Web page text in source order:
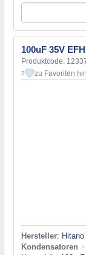
100uF 35V
Produktcode:
2 zu Favoriten
Hersteller: Hitano
Kondensatoren >